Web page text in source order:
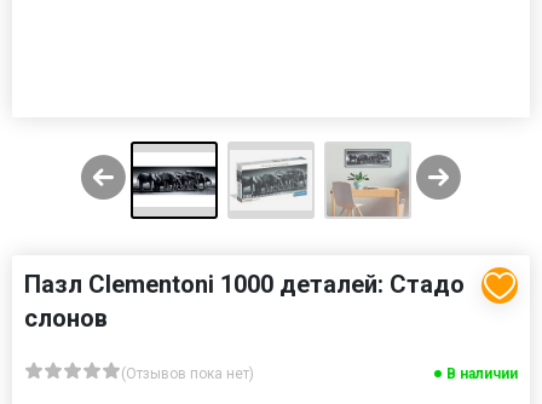
Пазл Clementoni 1000 деталей: Стадо
слонов
(Отзывов пока нет) В наличии